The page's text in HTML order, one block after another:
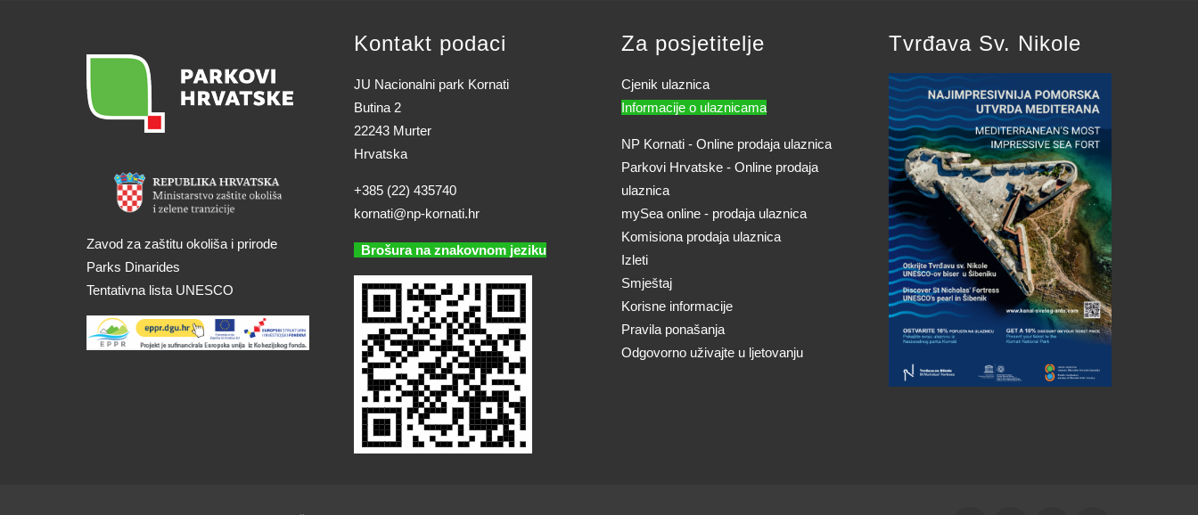
Zavod za zaštitu okoliša i prirode
Parks Dinarides
Tentativna lista UNESCO
Kontakt podaci
JU Nacionalni park Kornati
Butina 2
22243 Murter
Hrvatska
+385 (22) 435740
kornati@np-kornati.hr
Brošura na znakovnom jeziku
Za posjetitelje
Cjenik ulaznica
Informacije o ulaznicama
NP Kornati - Online prodaja ulaznica
Parkovi Hrvatske - Online prodaja
ulaznica
mySea online - prodaja ulaznica
Komisiona prodaja ulaznica
Izleti
Smještaj
Korisne informacije
Pravila ponašanja
Odgovorno uživajte u ljetovanju
Tvrđava Sv. Nikole